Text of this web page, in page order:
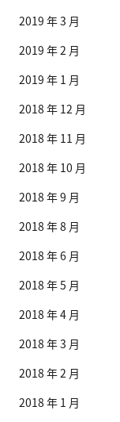
2019 年 3 月
2019 年 2 月
2019 年 1 月
2018 年 12 月
2018 年 11 月
2018 年 10 月
2018 年 9 月
2018 年 8 月
2018 年 6 月
2018 年 5 月
2018 年 4 月
2018 年 3 月
2018 年 2 月
2018 年 1 月